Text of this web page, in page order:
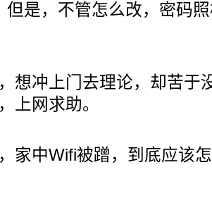
但是，不管怎么改，密码
想冲上门去理论，却苦于
上网求助。
家中Wifi被蹭，到底应该